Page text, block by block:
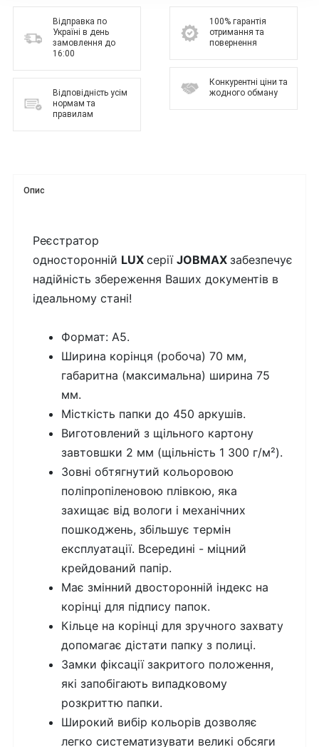
Відправка по
Україні в день
замовлення до
16:00
Відповідність усім
нормам та
правилам
100% гарантія
отримання та
повернення
Конкурентні ціни та
жодного обману
Опис
Реєстратор
односторонній LUX серії JOBMAX забезпечує
надійність збереження Ваших документів в
ідеальному стані!
Формат: А5.
Ширина корінця (робоча) 70 мм,
габаритна (максимальна) ширина 75
мм.
Місткість папки до 450 аркушів.
Виготовлений з щільного картону
завтовшки 2 мм (щільність 1 300 г/м²).
Зовні обтягнутий кольоровою
поліпропіленовою плівкою, яка
захищає від вологи і механічних
пошкоджень, збільшує термін
експлуатації. Всередині - міцний
крейдований папір.
Має змінний двосторонній індекс на
корінці для підпису папок.
Кільце на корінці для зручного захвату
допомагає дістати папку з полиці.
Замки фіксації закритого положення,
які запобігають випадковому
розкриттю папки.
Широкий вибір кольорів дозволяє
легко систематизувати великі обсяги